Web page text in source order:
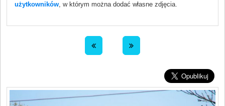
użytkowników, w którym można dodać własne zdjęcia.